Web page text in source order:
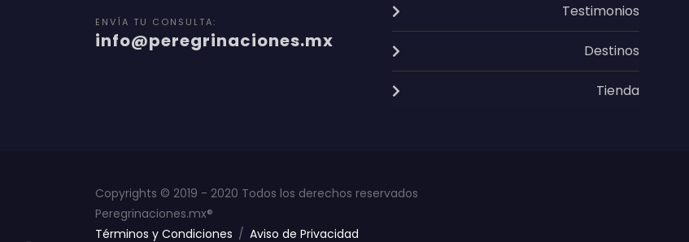
ENVÍA TU CONSULTA:
info@peregrinaciones.mx
Testimonios
Destinos
Tienda
Copyrights © 2019 - 2020 Todos los derechos reservados
Peregrinaciones.mx®
Términos y Condiciones / Aviso de Privacidad